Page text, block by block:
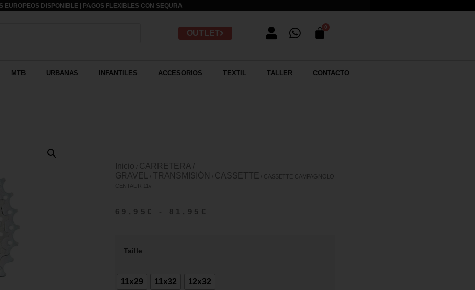
EUROPEOS DISPONIBLE | PAGOS FLEXIBLES CON SEQURA
OUTLET
MTB URBANAS INFANTILES ACCESORIOS TEXTIL TALLER CONTACTO
Inicio
CARRETERA /
GRAVEL
TRANSMISIÓN CASSETTE
/ CASSETTE CAMPAGNOLO
CENTAUR 11v
69,95 € - 81,95 €
Taille
11x29 11x32 12x32